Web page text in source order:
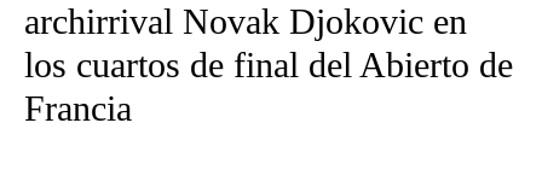
archirrival Novak Djokovic en
los cuartos de final del Abierto de
Francia